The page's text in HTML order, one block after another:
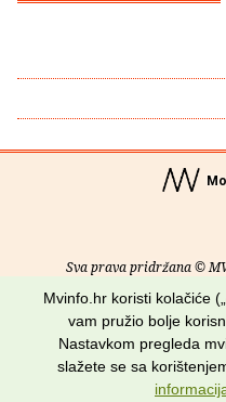
Sva prava pridržana ©
O nama• Pomoć•
Mvinfo.hr koristi kolačiće
vam pružio bolje
Nastavkom pregleda
slažete se sa